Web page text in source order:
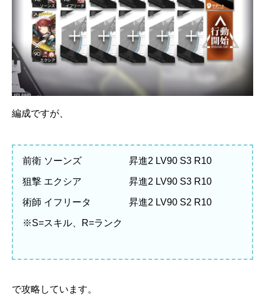
編成ですが、
前衛 ソーンズ 昇進2 LV90 S3 R10
狙撃 エクシア 昇進2 LV90 S3 R10
術師 イフリータ 昇進2 LV90 S2 R10
※S=スキル、R=ランク
で攻略しています。